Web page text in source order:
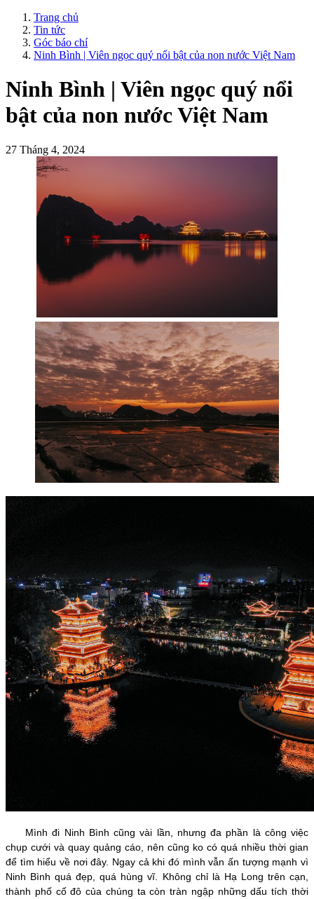
Trang chủ
Tin tức
Góc báo chí
Ninh Bình | Viên ngọc quý nổi bật của non nước Việt Nam
Ninh Bình | Viên ngọc quý nổi
bật của non nước Việt Nam
27 Tháng 4, 2024
Mình đi Ninh Bình cũng vài lần, nhưng đa phần là công việc
chụp cưới và quay quảng cáo, nên cũng ko có quá nhiều thời gian
để tìm hiểu về nơi đây. Ngay cả khi đó mình vẫn ấn tượng mạnh vì
Ninh Bình quá đẹp, quá hùng vĩ. Không chỉ là Hạ Long trên cạn,
thành phố cố đô của chúng ta còn tràn ngập những dấu tích thời